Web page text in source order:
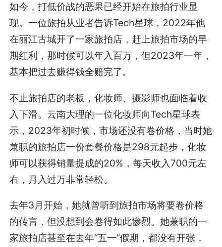
如今，打低价战的恶果已经开始在旅拍行业显
现。一位旅拍从业者告诉Tech星球，2022年他
在丽江古城开了一家旅拍店，赶上旅拍市场的早
期红利，那时候可以年入百万，但2023年一年，
基本把过去赚得钱全赔完了。
不止旅拍店的老板，化妆师、摄影师也面临着收
入下滑。云南大理的一位化妆师向Tech星球表
示，2023年初时候，市场还没有卷价格，当时她
兼职的旅拍店一份套餐价格是298元起步，化妆
师可以获得销量提成的20%，每天收入700元左
右，月入过万非常轻松。
去年3月开始，她就曾听到旅拍市场将要卷价格
的传言，但没想到会卷得如此惨烈。她兼职的一
家旅拍店甚至在去年“五一”假期，都没有开张，